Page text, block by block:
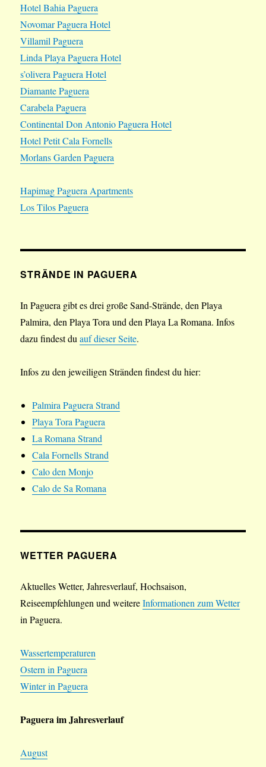
Hotel Bahia Paguera
Novomar Paguera Hotel
Villamil Paguera
Linda Playa Paguera Hotel
s’olivera Paguera Hotel
Diamante Paguera
Carabela Paguera
Continental Don Antonio Paguera Hotel
Hotel Petit Cala Fornells
Morlans Garden Paguera
Hapimag Paguera Apartments
Los Tilos Paguera
STRÄNDE IN PAGUERA
In Paguera gibt es drei große Sand-Strände, den Playa
Palmira, den Playa Tora und den Playa La Romana. Infos
dazu findest duauf dieser Seite.
Infos zu den jeweiligen Stränden findest du hier:
Palmira Paguera Strand
Playa Tora Paguera
La Romana Strand
Cala Fornells Strand
Calo den Monjo
Calo de Sa Romana
WETTER PAGUERA
Aktuelles Wetter, Jahresverlauf, Hochsaison,
Reiseempfehlungen und weitereInformationen zum Wetter
in Paguera.
Wassertemperaturen
Ostern in Paguera
Winter in Paguera
Paguera im Jahresverlauf
August